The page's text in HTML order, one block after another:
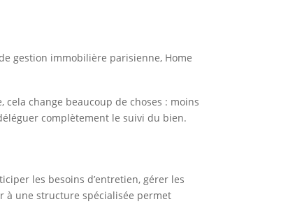
gestion immobilière parisienne, Home
change beaucoup de choses : moins
complètement le suivi du bien.
les besoins d’entretien, gérer les
à une structure spécialisée permet